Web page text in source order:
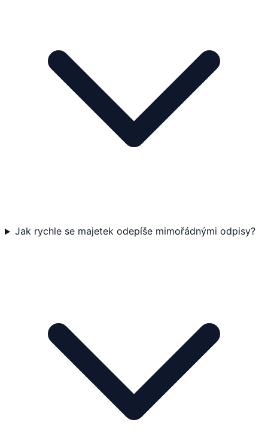
Jak rychle se majetek odepíše mimořádnými odpisy?